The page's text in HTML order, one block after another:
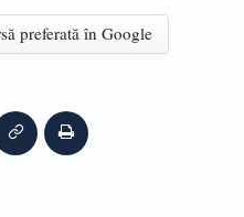
preferată în Google